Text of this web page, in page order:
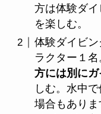
方は体験ダ
を楽しむ。
体験ダイビ
ラクター１名
方には別に
しむ。水中
場合もあり